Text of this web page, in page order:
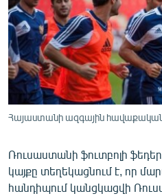
ՄԻՋԱԶԳԱՅԻՆ
ՄՇԱԿՈՒՅԹ
ՍՊՈՐՏ
ՄԵԿՆԱԲԱՆՈՒԹՅՈՒՆ
ԱՐԽԻՎ
ՏԵՍԱՆՅՈՒԹԵՐ
Հայաստանի ազգային
Ռուսաստանի ֆուտբոլի
կայքը տեղեկացնում է, որ
հանդիպում կանցկացվի